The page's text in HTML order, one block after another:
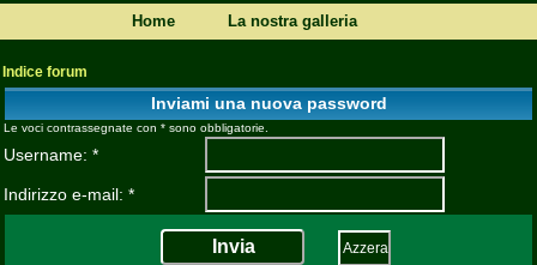
Home La nostra galleria
Indice forum
Inviami una nuova password
Le voci contrassegnate con * sono obbligatorie.
Username: *
Indirizzo e-mail: *